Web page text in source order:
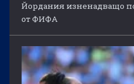
Йордания изненадващо
от ФИФА